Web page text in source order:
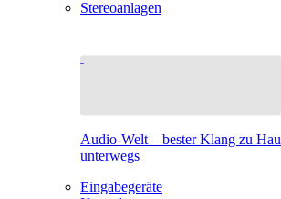
Stereoanlagen
Audio-Welt – bester Klang zu
unterwegs
Eingabegeräte